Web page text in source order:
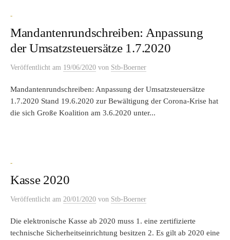
-
Mandantenrundschreiben: Anpassung
der Umsatzsteuersätze 1.7.2020
Veröffentlicht am 19/06/2020 von Stb-Boerner
Mandantenrundschreiben: Anpassung der Umsatzsteuersätze
1.7.2020 Stand 19.6.2020 zur Bewältigung der Corona-Krise hat
die sich Große Koalition am 3.6.2020 unter...
-
Kasse 2020
Veröffentlicht am 20/01/2020 von Stb-Boerner
Die elektronische Kasse ab 2020 muss 1. eine zertifizierte
technische Sicherheitseinrichtung besitzen 2. Es gilt ab 2020 eine